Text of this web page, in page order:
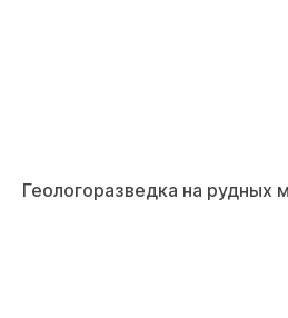
Геологоразведка на рудных